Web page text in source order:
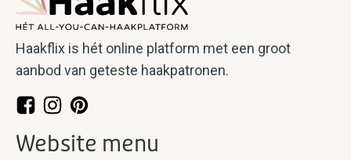
Haakflix is hét online platform met een groot
aanbod van geteste haakpatronen.
Website menu